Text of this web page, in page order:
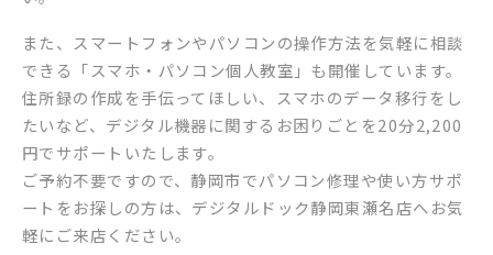
また、スマートフォンやパソコンの操作方法を気軽に相談
できる「スマホ・パソコン個人教室」も開催しています。
住所録の作成を手伝ってほしい、スマホのデータ移行をし
たいなど、デジタル機器に関するお困りごとを20分2,200
円でサポートいたします。
ご予約不要ですので、静岡市でパソコン修理や使い方サポ
ートをお探しの方は、デジタルドック静岡東瀬名店へお気
軽にご来店ください。